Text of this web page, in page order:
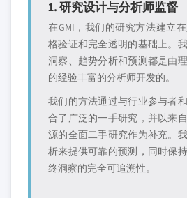
1. 研究设计与分析师监督
在GMI，我们的研究方法建立
格验证和完全透明的基础上。
洞察、趋势分析和预测都是由
的经验丰富的分析师开发的。
我们的方法通过与行业参与者
合了广泛的一手研究，并以来
源的全面二手研究作为补充。
析来提供可靠的预测，同时保
终洞察的完全可追溯性。